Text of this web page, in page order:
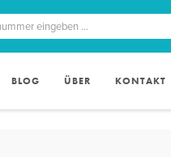
BLOG ÜBER KONTAKT